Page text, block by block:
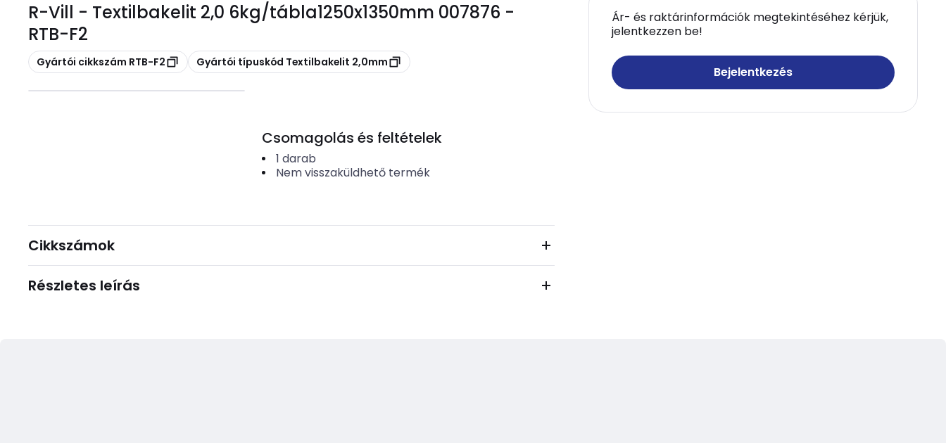
R-Vill - Textilbakelit 2,0 6kg/tábla1250x1350mm 007876 -
RTB-F2
Másolás
Gyártói cikkszám RTB-F2 Másolás
Gyártói típuskód Textilbakelit 2,0mm
Ár- és raktárinformációk megtekintéséhez kérjük,
jelentkezzen be!
Bejelentkezés
Csomagolás és feltételek
1 darab
Nem visszaküldhető termék
Cikkszámok
Részletes leírás